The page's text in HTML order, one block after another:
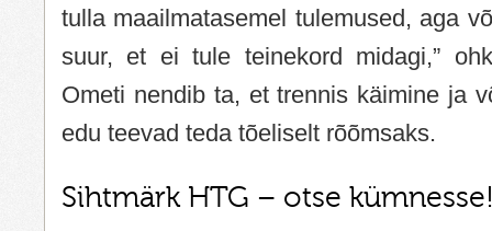
tulla maailmatasemel tulemused, aga
suur, et ei tule teinekord midagi,”
Ometi nendib ta, et trennis käimine ja
edu teevad teda tõeliselt rõõmsaks.
Sihtmärk HTG – otse